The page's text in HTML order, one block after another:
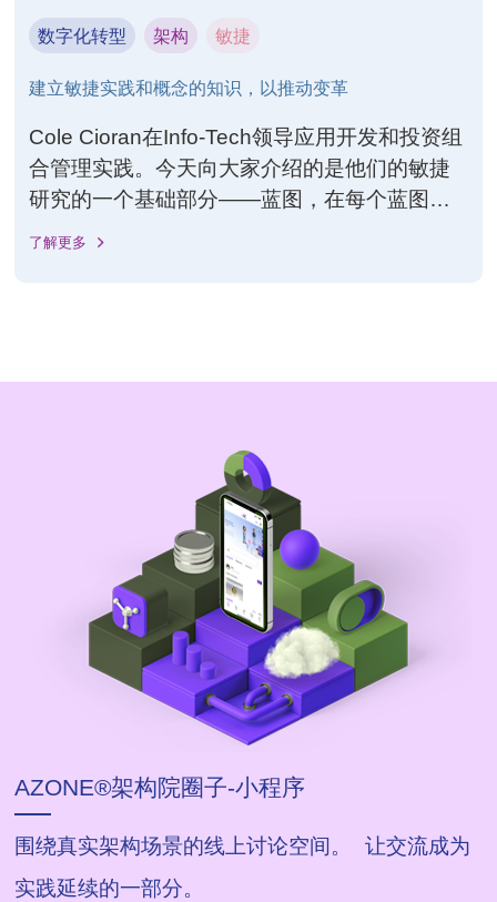
数字化转型 架构 敏捷
建立敏捷实践和概念的知识，以推动变革
Cole Cioran在Info-Tech领导应用开发和投资组
合管理实践。今天向大家介绍的是他们的敏捷
研究的一个基础部分——蓝图，在每个蓝图中
都有一套循序渐进的指导和练习以及辅助信息
这些关键方面来领导和管理敏捷，以实现目
了解更多
AZONE®架构院圈子-小程序
围绕真实架构场景的线上讨论空间。 让交流成为
实践延续的一部分。